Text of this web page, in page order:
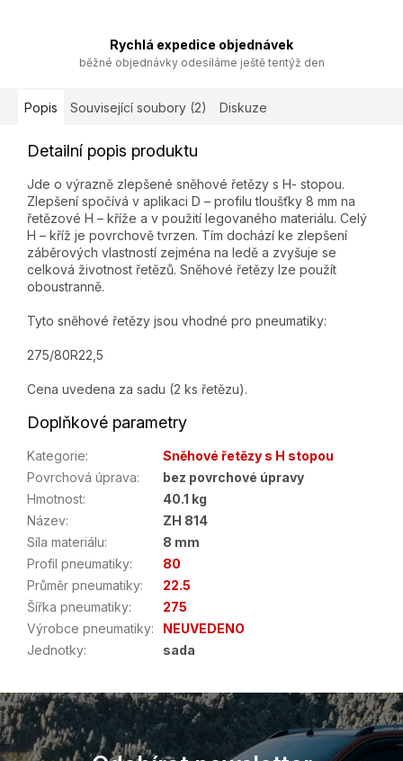
Rychlá expedice objednávek
běžné objednávky odesíláme ještě tentýž den
Popis Související soubory (2) Diskuze
Detailní popis produktu
Jde o výrazně zlepšené sněhové řetězy s H- stopou.
Zlepšení spočívá v aplikaci D – profilu tloušťky 8 mm na
řetězové H – kříže a v použití legovaného materiálu. Celý
H – kříž je povrchově tvrzen. Tím dochází ke zlepšení
záběrových vlastností zejména na ledě a zvyšuje se
celková životnost řetězů. Sněhové řetězy lze použít
oboustranně.
Tyto sněhové řetězy jsou vhodné pro pneumatiky:
275/80R22,5
Cena uvedena za sadu (2 ks řetězu).
Doplňkové parametry
Kategorie:
Sněhové řetězy s H stopou
Povrchová úprava:
bez povrchové úpravy
Hmotnost:
40.1 kg
Název:
ZH 814
Síla materiálu:
8 mm
Profil pneumatiky:
80
Průměr pneumatiky:
22.5
Šířka pneumatiky:
275
Výrobce pneumatiky:
NEUVEDENO
Jednotky: sada
Z
á
p